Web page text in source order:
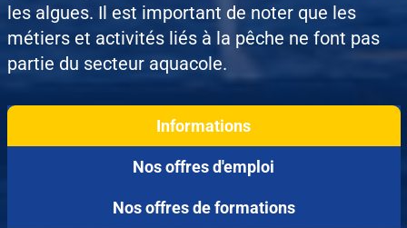
les algues. Il est important de noter que les
métiers et activités liés à la pêche ne font pas
partie du secteur aquacole.
Informations
Nos offres d'emploi
Nos offres de formations